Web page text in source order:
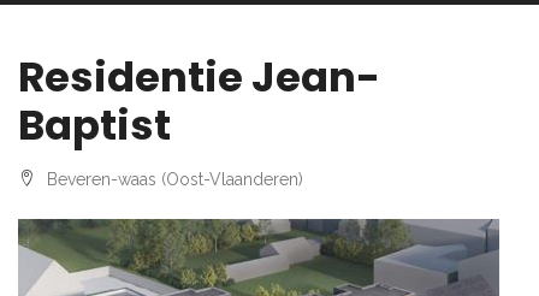
Residentie Jean-
Baptist
Beveren-waas (Oost-Vlaanderen)